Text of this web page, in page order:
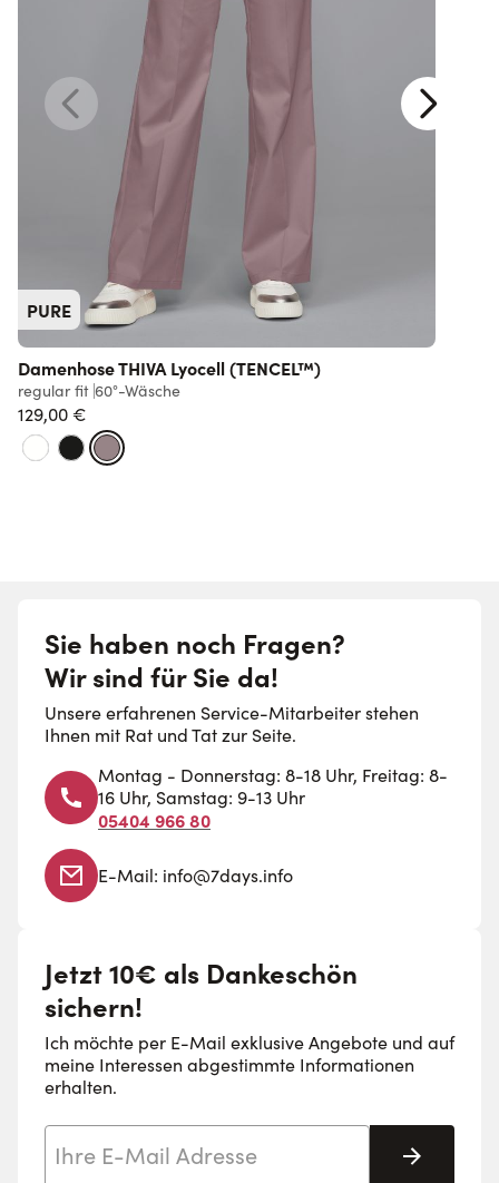
PURE
Damenhose THIVA Lyocell (TENCEL™)
regular fit 60°-Wäsche
129,00 €
Sie haben noch Fragen?
Wir sind für Sie da!
Unsere erfahrenen Service-Mitarbeiter stehen
Ihnen mit Rat und Tat zur Seite.
Montag - Donnerstag: 8-18 Uhr, Freitag: 8-
16 Uhr, Samstag: 9-13 Uhr
05404 966 80
E-Mail: info@7days.info
Jetzt 10€ als Dankeschön
sichern!
Ich möchte per E-Mail exklusive Angebote und auf
meine Interessen abgestimmte Informationen
erhalten.